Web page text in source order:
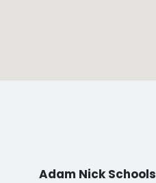
Adam Nick Schools